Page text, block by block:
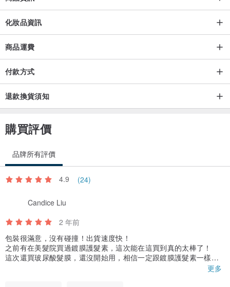
化妝品資訊
商品運費
付款方式
退款換貨須知
購買評價
品牌所有評價
4.9 (24)
Candice Liu
2 年前
包裝很滿意，沒有碰撞！出貨速度快！
之前有在美髮院買過鍍膜護髮素，這次能在這買到真的太棒了！
這次還買玻尿酸髮膜，還沒開始用，相信一定跟鍍膜護髮素一樣好
用！
更多